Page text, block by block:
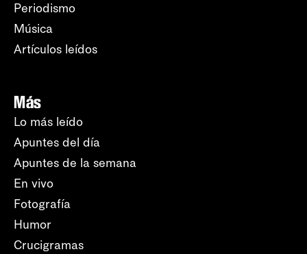
Periodismo
Música
Artículos leídos
Más
Lo más leído
Apuntes del día
Apuntes de la semana
En vivo
Fotografía
Humor
Crucigramas